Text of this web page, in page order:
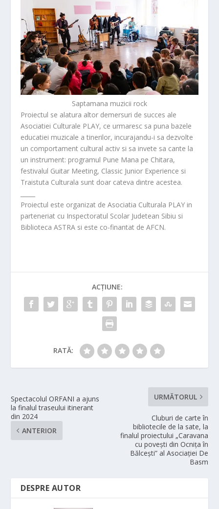
Saptamana muzicii rock
Proiectul se alatura altor demersuri de succes ale
Asociatiei Culturale PLAY, ce urmaresc sa puna bazele
educatiei muzicale a tinerilor, incurajandu-i sa dezvolte
un comportament cultural activ si sa invete sa cante la
un instrument: programul Pune Mana pe Chitara,
festivalul Guitar Meeting, Classic Junior Experience si
Traistuta Culturala sunt doar cateva dintre acestea.
Proiectul este organizat de Asociatia Culturala PLAY in
parteneriat cu Inspectoratul Scolar Judetean Sibiu si
Biblioteca ASTRA si este co-finantat de AFCN.
ACȚIUNE:
RATĂ:
Spectacolul ORFANI a ajuns
la finalul traseului itinerant
din 2024
ANTERIOR
URMĂTORUL
Cluburi de carte în
bibliotecile de la sate, la
finalul proiectului „Caravana
cu povești din Ocnița în
Bălcești” al Asociației De
Basm
DESPRE AUTOR